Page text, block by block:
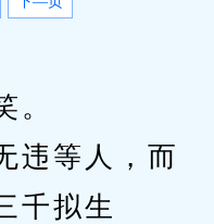
等人，而
千拟生